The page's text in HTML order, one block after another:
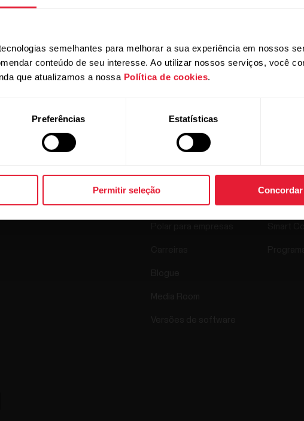
semelhantes para melhorar a sua experiência em nossos
conteúdo de seu interesse. Ao utilizar nossos serviços, você
que atualizamos a nossa Política de cookies.
Preferências Estatísticas
Permitir seleção
Produtos
Acessórios
Acerca da
Polar
Science